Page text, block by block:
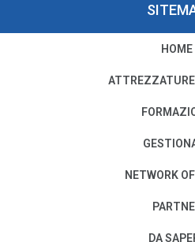
HOME
NETWORK
DA
PRIVACY E
Cookie
Il nostro
PER MODIFICHE O